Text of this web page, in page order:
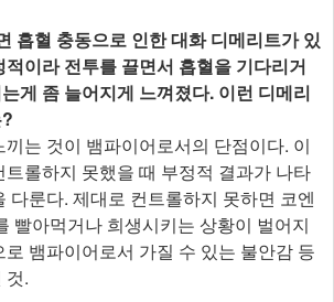
흡혈 충동으로 인한 대화 디메리트가 있
이라 전투를 끌면서 흡혈을 기다리거
게 좀 늘어지게 느껴졌다. 이런 디메리
는 것이 뱀파이어로서의 단점이다. 이
트롤하지 못했을 때 부정적 결과가 나타
다룬다. 제대로 컨트롤하지 못하면 코엔
빨아먹거나 희생시키는 상황이 벌어지
뱀파이어로서 가질 수 있는 불안감 등
것.